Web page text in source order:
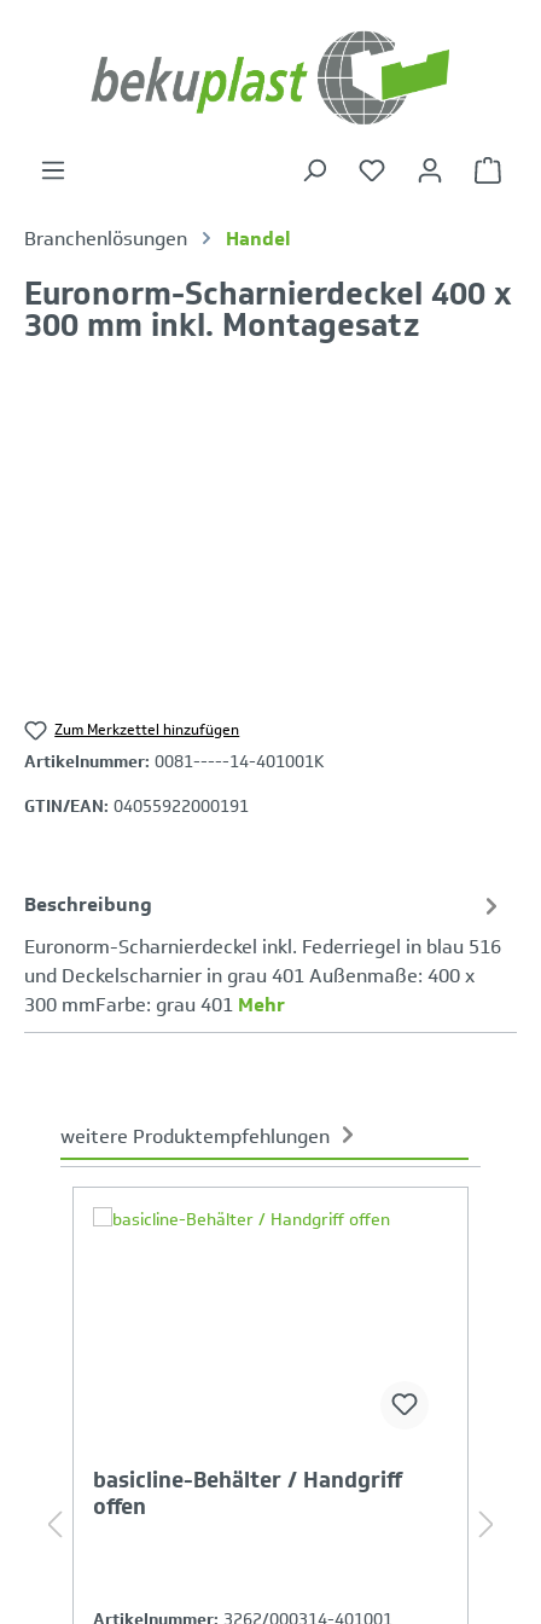
Branchenlösungen Handel
Euronorm-Scharnierdeckel 400 x
300 mm inkl. Montagesatz
Zum Merkzettel hinzufügen
Artikelnummer: 0081-----14-401001K
GTIN/EAN: 04055922000191
Beschreibung
Euronorm-Scharnierdeckel inkl. Federriegel in blau 516
und Deckelscharnier in grau 401 Außenmaße: 400 x
300 mmFarbe: grau 401 Mehr
weitere Produktempfehlungen
Ihr Produktvergleich ist voll
basicline-Behälter / Handgriff
offen